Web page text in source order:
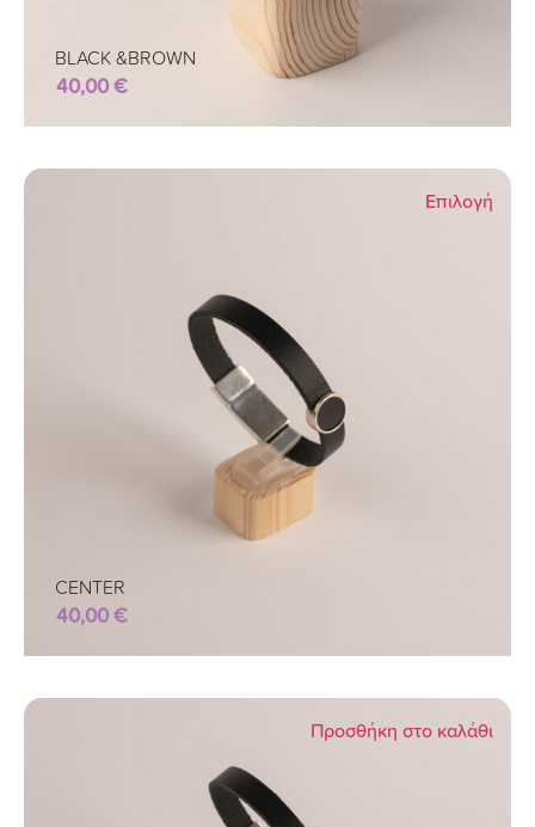
BLACK &BROWN
40,00€
Επιλογή
CENTER
40,00€
Προσθήκη στο καλάθι